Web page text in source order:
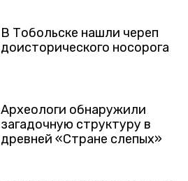
В Тобольске нашли череп
доисторического носорога
Археологи обнаружили
загадочную структуру в
древней «Стране слепых»